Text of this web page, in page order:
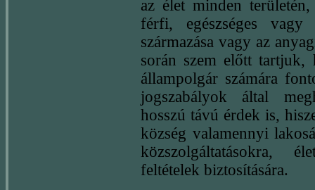
az élet minden
férfi, egészséges
származása vagy az
során szem előtt tartjuk,
állampolgár számára
jogszabályok által
hosszú távú érdek is,
község valamennyi
közszolgáltatásokra,
feltételek biztosítására.